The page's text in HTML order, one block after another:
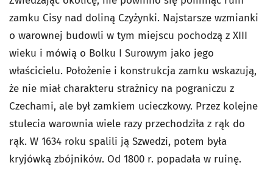
zamku Cisy nad doliną Czyżynki. Najstarsze wzmianki
o warownej budowli w tym miejscu pochodzą z XIII
wieku i mówią o Bolku I Surowym jako jego
właścicielu. Położenie i konstrukcja zamku wskazują,
że nie miał charakteru strażnicy na pograniczu z
Czechami, ale był zamkiem ucieczkowy. Przez kolejne
stulecia warownia wiele razy przechodziła z rąk do
rąk. W 1634 roku spalili ją Szwedzi, potem była
kryjówką zbójników. Od 1800 r. popadała w ruinę.